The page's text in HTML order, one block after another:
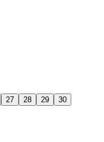
27 28 29 30